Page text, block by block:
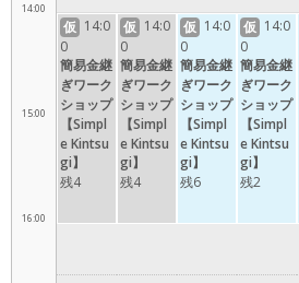
14:00
15:00
16:00
仮 14:0
0
簡易金継
ぎワーク
ショップ
【Simpl
e Kintsu
gi】
残4
仮 14:0
0
簡易金継
ぎワーク
ショップ
【Simpl
e Kintsu
gi】
残4
仮 14:0
0
簡易金継
ぎワーク
ショップ
【Simpl
e Kintsu
gi】
残6
仮 14:0
0
簡易金継
ぎワーク
ショップ
【Simpl
e Kintsu
gi】
残2